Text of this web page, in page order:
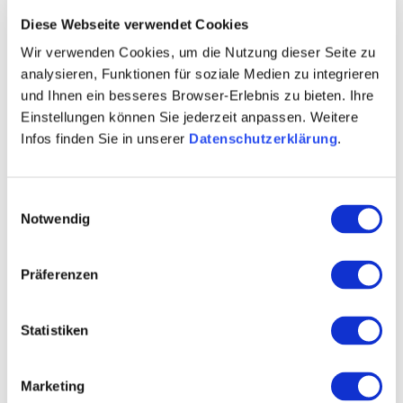
Diese Webseite verwendet Cookies
Wir verwenden Cookies, um die Nutzung dieser Seite zu
analysieren, Funktionen für soziale Medien zu integrieren
und Ihnen ein besseres Browser-Erlebnis zu bieten. Ihre
Einstellungen können Sie jederzeit anpassen. Weitere
Infos finden Sie in unserer Datenschutzerklärung.
Notwendig
Präferenzen
Statistiken
Marketing
Fachhandel
Weinexport
Ab-Hof/Vinothek
24h-Automatenverkauf
Ökologisch zertifiziert
Glühwein
Winzersekt